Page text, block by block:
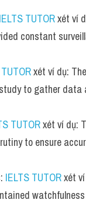
IELTS TUTOR xét ví
constant
xét ví dụ:
to gather data
TUTOR xét ví dụ:
to ensure
IELTS TUTOR xét